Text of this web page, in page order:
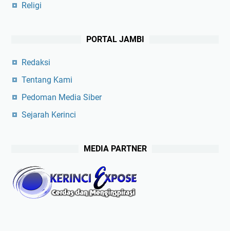
Religi
PORTAL JAMBI
Redaksi
Tentang Kami
Pedoman Media Siber
Sejarah Kerinci
MEDIA PARTNER